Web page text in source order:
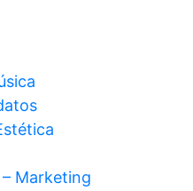
Marketing